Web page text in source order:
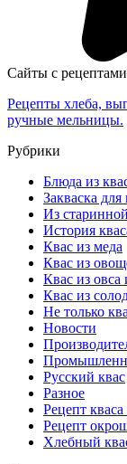
Сайты с рецептами
Рецепты хлеба,
ручные мельницы.
Рубрики
Блюда из
Закваска для
Из
История
Квас из меда
Квас из
Квас из
Квас из
Не только
Новости
Русский квас
Разное
Рецепт кваса
Рецепт
Хлебный